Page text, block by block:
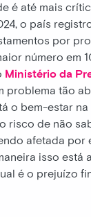
é até mais
o país
por
número em
Ministério da
problema tão
o bem-estar na
risco de não
afetada por
isso está
é o prejuízo